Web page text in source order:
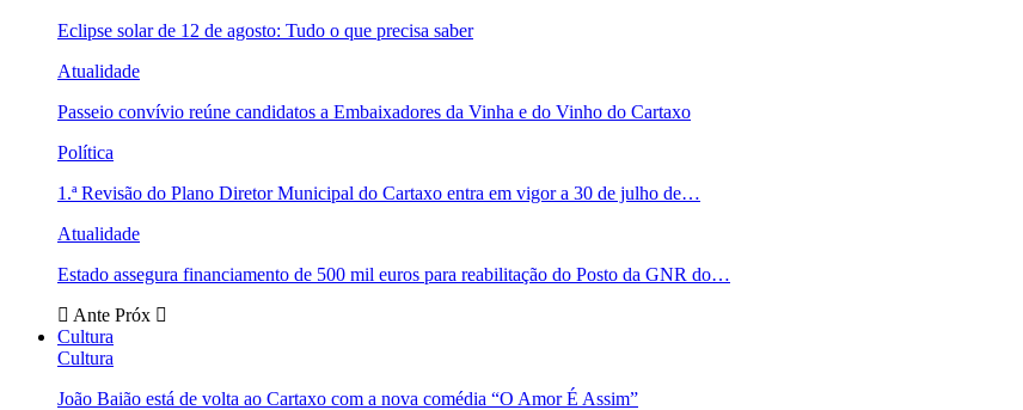
Eclipse solar de 12 de agosto: Tudo o que precisa saber
Atualidade
Passeio convívio reúne candidatos a Embaixadores da Vinha e do Vinho do Cartaxo
Política
1.ª Revisão do Plano Diretor Municipal do Cartaxo entra em vigor a 30 de julho de…
Atualidade
Estado assegura financiamento de 500 mil euros para reabilitação do Posto da GNR do…
Ante Próx
Cultura
Cultura
João Baião está de volta ao Cartaxo com a nova comédia “O Amor É Assim”